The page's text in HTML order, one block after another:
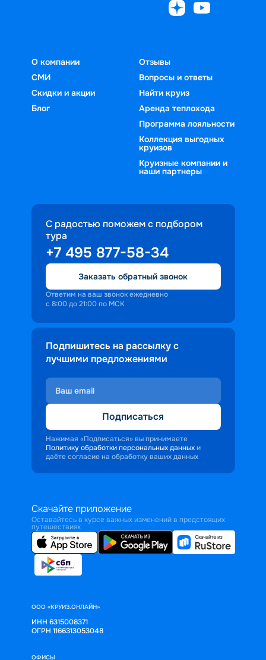
О компании
СМИ
Скидки и акции
Блог
Отзывы
Вопросы и ответы
Найти круиз
Аренда теплохода
Программа лояльности
Коллекция выгодных
круизов
Круизные компании и
наши партнеры
С радостью поможем с подбором
тура
+7 495 877-58-34
Заказать обратный звонок
Ответим на ваш звонок ежедневно
с 8:00 до 21:00 по МСК
Подпишитесь на рассылку с
лучшими предложениями
Подписаться
Нажимая «Подписаться» вы принимаете
Политику обработки персональных данных и
даёте согласие на обработку ваших данных
Скачайте приложение
Оставайтесь в курсе важных изменений в предстоящих
путешествиях
ООО «КРУИЗ.ОНЛАЙН»
ИНН 6315008371
ОГРН 1166313053048
ОФИСЫ